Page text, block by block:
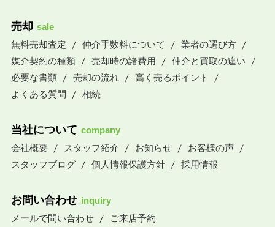
売却 sale
無料売却査定
仲介手数料について
業者の選び方
媒介契約の種類
売却時の諸費用
仲介と買取の違い
必要な書類
売却の流れ
高く売るポイント
よくある質問
相続
当社について company
会社概要
スタッフ紹介 お知らせ
お客様の声
スタッフブログ
個人情報保護方針 採用情報
お問い合わせ inquiry
メールで問い合わせ
ご来店予約